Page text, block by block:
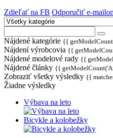
Zdieľať na FB Odporučiť e-
Nájdené kategórie {{
Nájdení výrobcovia {{
Nájdené modelové rady {{
Nájdené články {{
Zobraziť všetky výsledky {{
Žiadne výsledky
Výbava na leto
Bicykle a kolobežky